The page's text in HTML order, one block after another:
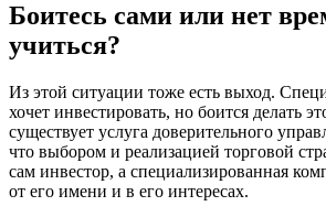
Боитесь сами или нет
учиться?
Из этой ситуации тоже есть выход.
хочет инвестировать, но боится делать
существует услуга доверительного
что выбором и реализацией торговой
сам инвестор, а специализированная
от его имени и в его интересах.